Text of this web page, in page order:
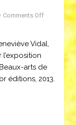
Comments Off
Vidal,
arts de
éditions, 2013.